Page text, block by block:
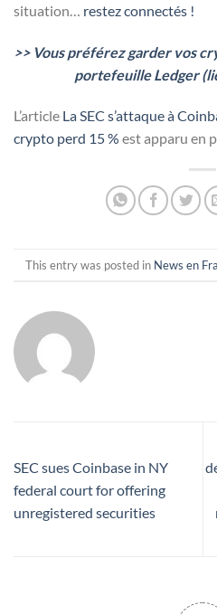
situation… restez connectés !
>> Vous préférez garder vos
portefeuille Ledger
L’article La SEC s’attaque à
crypto perd 15 % est apparu en
This entry was posted in News en
SEC sues Coinbase in NY
federal court for offering
unregistered securities